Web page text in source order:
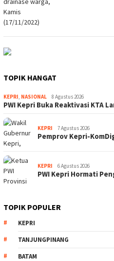
TOPIK HANGAT
KEPRI, NASIONAL 8 Agustus 2026
PWI Kepri Buka Reaktivasi KTA
KEPRI 7 Agustus 2026
Pemprov Kepri-
KEPRI 6 Agustus 2026
PWI Kepri Hormati
TOPIK POPULER
KEPRI
TANJUNGPINANG
BATAM